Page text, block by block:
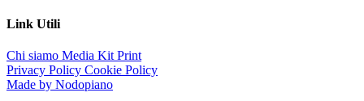
Link Utili
Chi siamo Media Kit Print
Privacy Policy Cookie Policy
Made by Nodopiano